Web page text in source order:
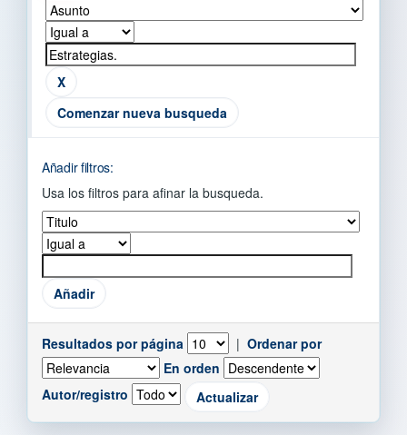
Comenzar nueva busqueda
Añadir filtros:
Usa los filtros para afinar la busqueda.
Resultados por página | Ordenar por
En orden
Autor/registro